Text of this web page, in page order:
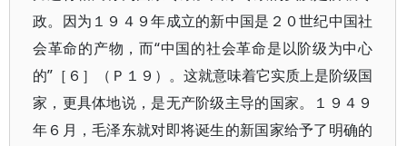
政。因为１９４９年成立的新中国是２０世纪中国社
会革命的产物，而“中国的社会革命是以阶级为中心
的”［６］（Ｐ１９）。这就意味着它实质上是阶级国
家，更具体地说，是无产阶级主导的国家。１９４９
年６月，毛泽东就对即将诞生的新国家给予了明确的